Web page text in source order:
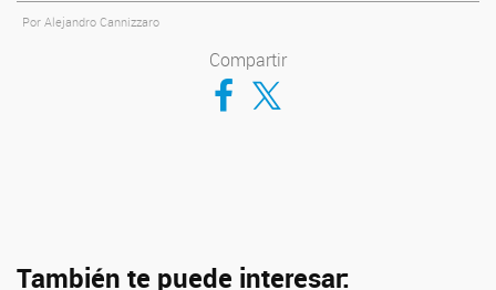
Por Alejandro Cannizzaro
Compartir
Compartir en Facebook
Compartir en Twitter
También te puede interesar: